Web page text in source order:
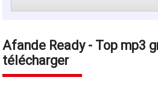
Afande Ready - Top mp3
télécharger